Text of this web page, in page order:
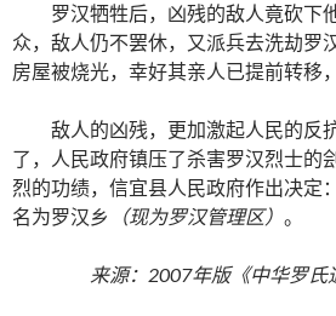
罗汉牺牲后，凶残的敌人竟砍下
众，敌人仍不罢休，又派兵去洗劫罗
房屋被烧光，幸好其亲人已提前转移
敌人的凶残，更加激起人民的反
了，人民政府镇压了杀害罗汉烈士的
烈的功绩，信宜县人民政府作出决定
名为罗汉乡
（现为罗汉管理区） 。
来源：2007年版《中华罗